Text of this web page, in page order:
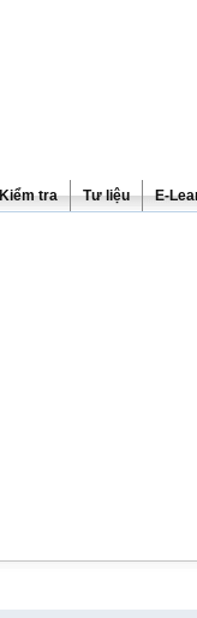
tra Tư liệu E-